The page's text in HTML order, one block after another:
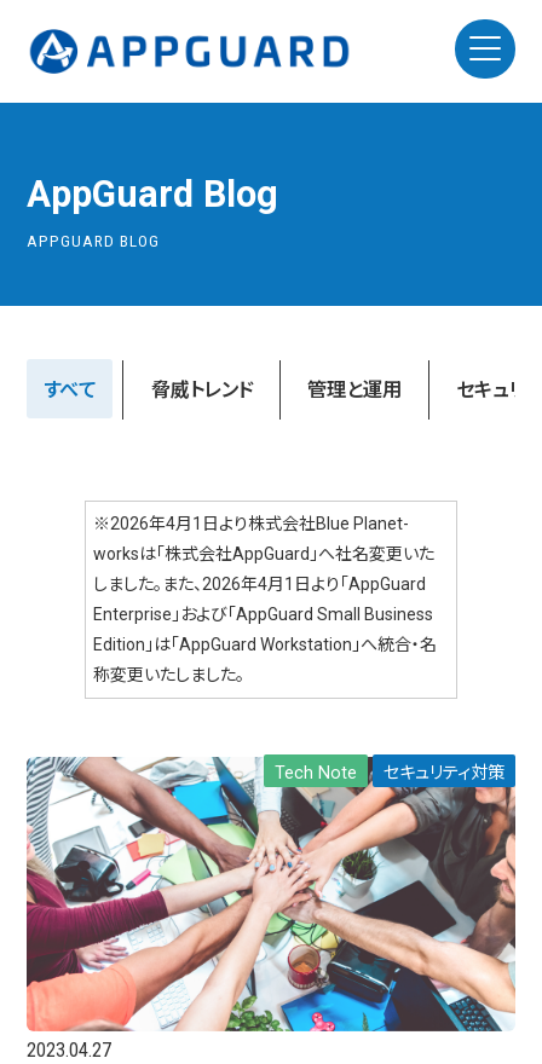
AppGuard Blog
APPGUARD BLOG
すべて 脅威トレンド 管理と運用 セキュリ
※2026年4月1日より株式会社Blue Planet-
worksは「株式会社AppGuard」へ社名変更いた
しました。また、2026年4月1日より「AppGuard
Enterprise」および「AppGuard Small Business
Edition」は「AppGuard Workstation」へ統合・名
称変更いたしました。
Tech Note セキュリティ対策
2023.04.27